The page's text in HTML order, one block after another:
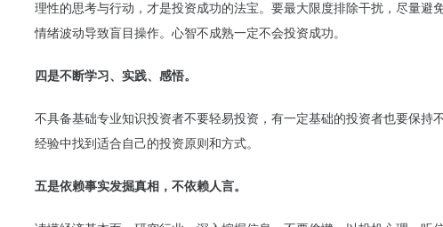
理性的思考与行动，才是投资成功的法宝。要最大限度排除干扰，尽量避
情绪波动导致盲目操作。心智不成熟一定不会投资成功。
四是不断学习、实践、感悟。
不具备基础专业知识投资者不要轻易投资，有一定基础的投资者也要保持
经验中找到适合自己的投资原则和方式。
五是依赖事实发掘真相，不依赖人言。